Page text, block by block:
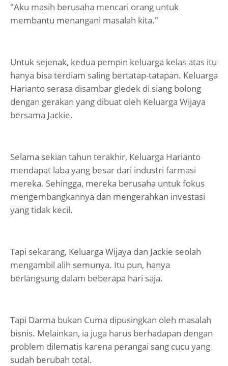
"Aku masih berusaha mencari orang untuk
membantu menangani masalah kita."
Untuk sejenak, kedua pempin keluarga kelas atas itu
hanya bisa terdiam saling bertatap-tatapan. Keluarga
Harianto serasa disambar gledek di siang bolong
dengan gerakan yang dibuat oleh Keluarga Wijaya
bersama Jackie.
Selama sekian tahun terakhir, Keluarga Harianto
mendapat laba yang besar dari industri farmasi
mereka. Sehingga, mereka berusaha untuk fokus
mengembangkannya dan mengerahkan investasi
yang tidak kecil.
Tapi sekarang, Keluarga Wijaya dan Jackie seolah
mengambil alih semunya. Itu pun, hanya
berlangsung dalam beberapa hari saja.
Tapi Darma bukan Cuma dipusingkan oleh masalah
bisnis. Melainkan, ia juga harus berhadapan dengan
problem dilematis karena perangai sang cucu yang
sudah berubah total.